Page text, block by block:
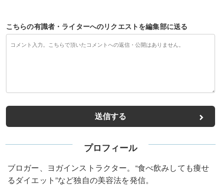
こちらの有識者・ライターへのリクエストを編集部に送る
プロフィール
ブロガー、ヨガインストラクター。“食べ飲みしても痩せ
るダイエット”など独自の美容法を発信。